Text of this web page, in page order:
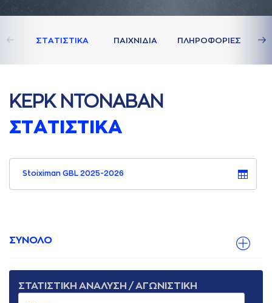
ΣΤAΤΙΣΤΙΚA ΠAΙΧΝΙΔΙA ΠΛΗΡΟΦΟΡΙΕΣ
ΚΕΡΚ ΝΤΟΝAΒAΝ
ΣΤAΤΙΣΤΙΚA
Stoiximan GBL 2025-2026
ΣΥΝΟΛΟ
ΣΤΑΤΙΣΤΙΚΗ ΑΝΑΛΥΣΗ / ΑΓΩΝΙΣΤΙΚΗ